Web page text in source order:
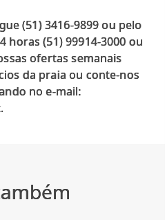
(51) 3416-9899 ou pelo
horas (51) 99914-3000 ou
ofertas semanais
da praia ou conte-nos
no e-mail: